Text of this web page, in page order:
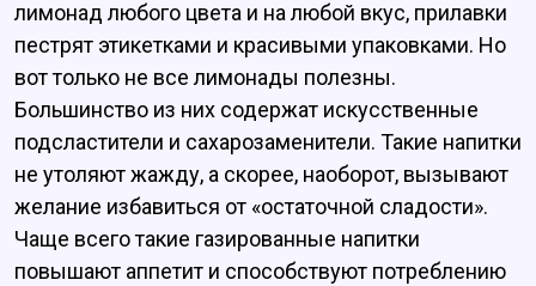
лимонад любого цвета и на любой вкус, прилавки
пестрят этикетками и красивыми упаковками. Но
вот только не все лимонады полезны.
Большинство из них содержат искусственные
подсластители и сахарозаменители. Такие напитки
не утоляют жажду, а скорее, наоборот, вызывают
желание избавиться от «остаточной сладости».
Чаще всего такие газированные напитки
повышают аппетит и способствуют потреблению